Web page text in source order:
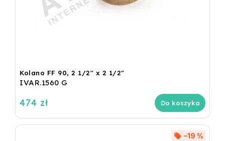
Kolano FF 90, 2 1/2" x 2 1/2"
IVAR.1560 G
474 zł Do koszyka
–19 %